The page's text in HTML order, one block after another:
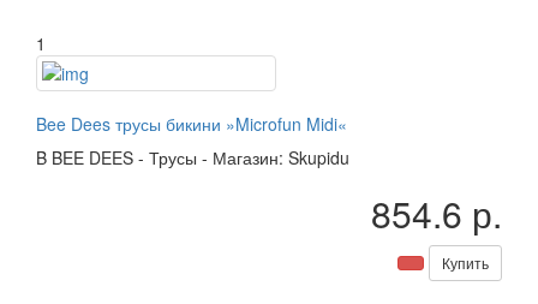
1
Bee Dees трусы бикини »Microfun Midi«
B BEE DEES - Трусы - Магазин: Skupidu
854.6 р.
Купить